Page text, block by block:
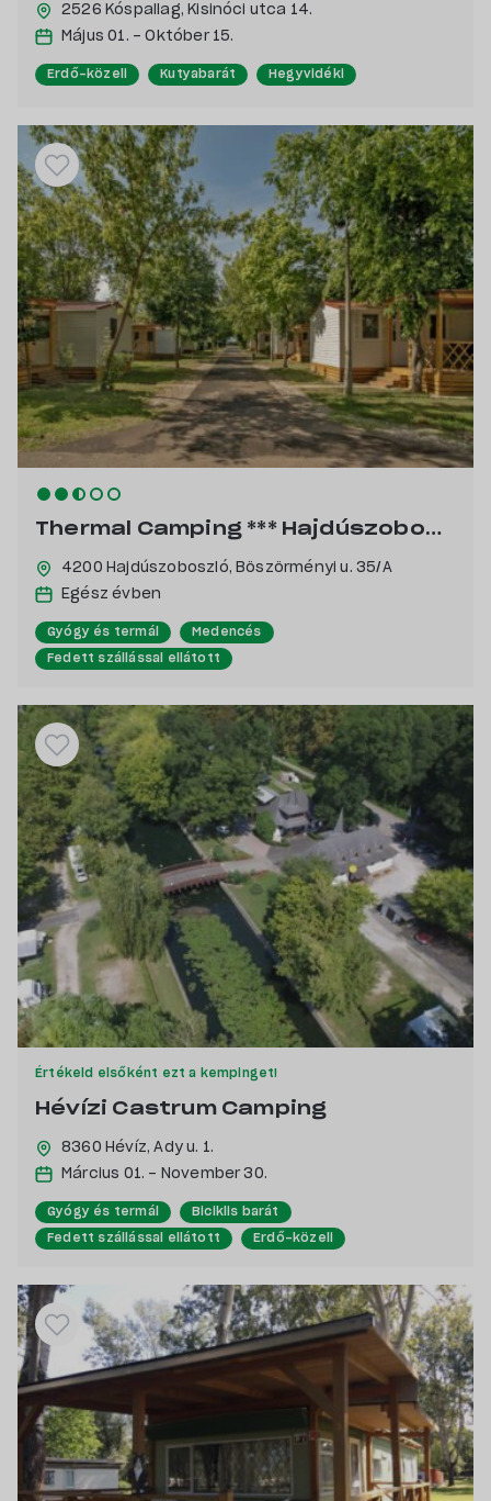
2526 Kóspallag, Kisinóci utca 14.
Május 01. - Október 15.
Erdő-közeli Kutyabarát Hegyvidéki
Thermal Camping *** Hajdúszoboszló
4200 Hajdúszoboszló, Böszörményi u. 35/A
Egész évben
Gyógy és termál Medencés
Fedett szállással ellátott
Értékeld elsőként ezt a kempinget!
Hévízi Castrum Camping
8360 Hévíz,Ady u. 1.
Március 01. - November 30.
Gyógy és termál Biciklis barát
Fedett szállással ellátott Erdő-közeli